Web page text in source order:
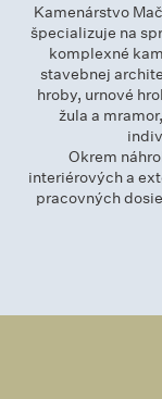
Kamenárstvo
špecializuje na
komplexné
stavebnej
hroby, urnové
žula a
Okrem
interiérových a
pracovných